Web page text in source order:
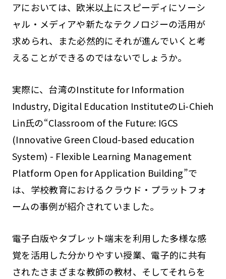
アにおいては、欧米以上にスピーディにソーシ
ャル・メディアや新たなテクノロジーの活用が
求められ、また必然的にそれが進んでいくと考
えることができるのではないでしょうか。
実際に、台湾のInstitute for Information
Industry, Digital Education InstituteのLi-Chieh
Lin氏の“Classroom of the Future: IGCS
(Innovative Green Cloud-based education
System) - Flexible Learning Management
Platform Open for Application Building”で
は、学校教育におけるクラウド・プラットフォ
ームの事例が紹介されていました。
電子白版やタブレット端末を利用した多様な感
覚を活用した分かりやすい授業、電子的に共有
されたさまざまな教師の教材、そしてそれらを